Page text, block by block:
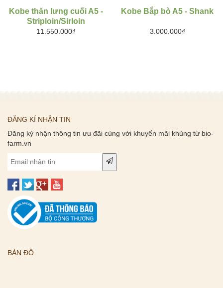
Kobe thăn lưng cuối A5 -
Striploin/Sirloin
11.550.000₫
Kobe Bắp bò A5 - Shank
3.000.000₫
ĐĂNG KÍ NHẬN TIN
Đăng ký nhận thông tin ưu đãi cùng với khuyến mãi khủng từ bio-
farm.vn
BẢN ĐỒ